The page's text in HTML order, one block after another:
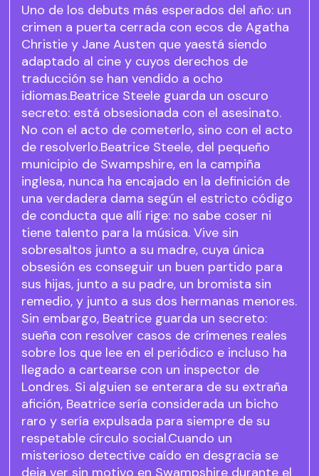
Uno de los debuts más esperados del año: un
crimen a puerta cerrada con ecos de Agatha
Christie y Jane Austen que yaestá siendo
adaptado al cine y cuyos derechos de
traducción se han vendido a ocho
idiomas.Beatrice Steele guarda un oscuro
secreto: está obsesionada con el asesinato.
No con el acto de cometerlo, sino con el acto
de resolverlo.Beatrice Steele, del pequeño
municipio de Swampshire, en la campiña
inglesa, nunca ha encajado en la definición de
una verdadera dama según el estricto código
de conducta que allí rige: no sabe coser ni
tiene talento para la música. Vive sin
sobresaltos junto a su madre, cuya única
obsesión es conseguir un buen partido para
sus hijas, junto a su padre, un bromista sin
remedio, y junto a sus dos hermanas menores.
Sin embargo, Beatrice guarda un secreto:
sueña con resolver casos de crímenes reales
sobre los que lee en el periódico e incluso ha
llegado a cartearse con un inspector de
Londres. Si alguien se enterara de su extraña
afición, Beatrice sería considerada un bicho
raro y sería expulsada para siempre de su
respetable círculo social.Cuando un
misterioso detective caído en desgracia se
deja ver sin motivo en Swampshire durante el